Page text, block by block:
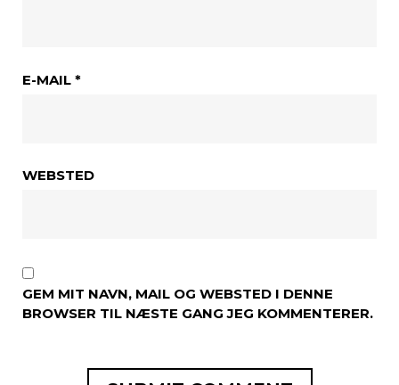
E-MAIL *
WEBSTED
GEM MIT NAVN, MAIL OG WEBSTED I DENNE
BROWSER TIL NÆSTE GANG JEG KOMMENTERER.